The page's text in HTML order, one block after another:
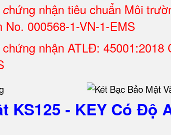
hứng nhận tiêu chuẩn Môi
000568-1-VN-1-EMS
chứng nhận ATLĐ: 45001:2018
KS125 - KEY Có Độ